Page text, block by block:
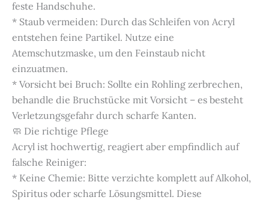
feste Handschuhe.
* Staub vermeiden: Durch das Schleifen von Acryl
entstehen feine Partikel. Nutze eine
Atemschutzmaske, um den Feinstaub nicht
einzuatmen.
* Vorsicht bei Bruch: Sollte ein Rohling zerbrechen,
behandle die Bruchstücke mit Vorsicht – es besteht
Verletzungsgefahr durch scharfe Kanten.
🧼 Die richtige Pflege
Acryl ist hochwertig, reagiert aber empfindlich auf
falsche Reiniger:
* Keine Chemie: Bitte verzichte komplett auf Alkohol,
Spiritus oder scharfe Lösungsmittel. Diese